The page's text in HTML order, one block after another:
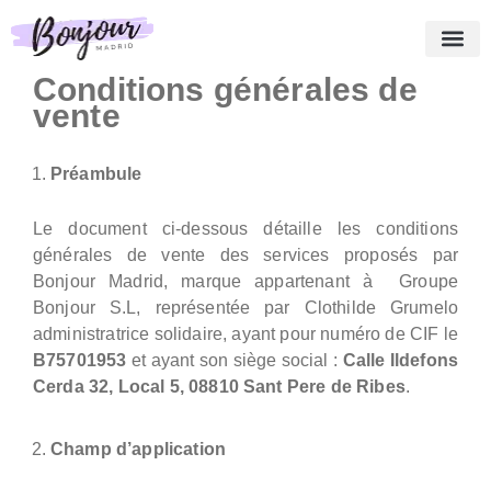
Conditions générales de
vente
Préambule
Le document ci-dessous détaille les conditions
générales de vente des services proposés par
Bonjour Madrid, marque appartenant à Groupe
Bonjour S.L, représentée par Clothilde Grumelo
administratrice solidaire, ayant pour numéro de CIF le
B75701953 et ayant son siège social : Calle Ildefons
Cerda 32, Local 5, 08810 Sant Pere de Ribes.
Champ d’application